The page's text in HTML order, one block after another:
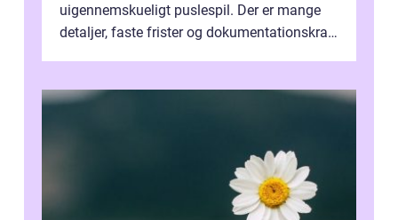
uigennemskueligt puslespil. Der er mange
detaljer, faste frister og dokumentationskrav,